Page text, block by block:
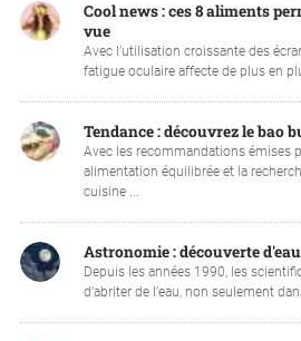
Cool news : ces 8 aliments
vue
Avec l’utilisation croissante des
fatigue oculaire affecte de plus en
Tendance : découvrez le bao
Avec les recommandations émises
alimentation équilibrée et la
cuisine ...
Astronomie : découverte
Depuis les années 1990, les
d’abriter de l’eau, non seulement